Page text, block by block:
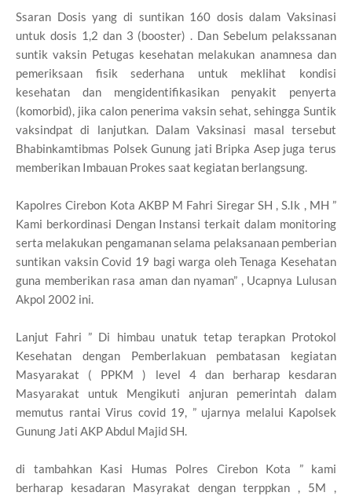
Ssaran Dosis yang di suntikan 160 dosis dalam Vaksinasi
untuk dosis 1,2 dan 3 (booster) . Dan Sebelum pelakssanan
suntik vaksin Petugas kesehatan melakukan anamnesa dan
pemeriksaan fisik sederhana untuk meklihat kondisi
kesehatan dan mengidentifikasikan penyakit penyerta
(komorbid), jika calon penerima vaksin sehat, sehingga Suntik
vaksindpat di lanjutkan. Dalam Vaksinasi masal tersebut
Bhabinkamtibmas Polsek Gunung jati Bripka Asep juga terus
memberikan Imbauan Prokes saat kegiatan berlangsung.
Kapolres Cirebon Kota AKBP M Fahri Siregar SH , S.Ik , MH ”
Kami berkordinasi Dengan Instansi terkait dalam monitoring
serta melakukan pengamanan selama pelaksanaan pemberian
suntikan vaksin Covid 19 bagi warga oleh Tenaga Kesehatan
guna memberikan rasa aman dan nyaman” , Ucapnya Lulusan
Akpol 2002 ini.
Lanjut Fahri ” Di himbau unatuk tetap terapkan Protokol
Kesehatan dengan Pemberlakuan pembatasan kegiatan
Masyarakat ( PPKM ) level 4 dan berharap kesdaran
Masyarakat untuk Mengikuti anjuran pemerintah dalam
memutus rantai Virus covid 19, ” ujarnya melalui Kapolsek
Gunung Jati AKP Abdul Majid SH.
di tambahkan Kasi Humas Polres Cirebon Kota ” kami
berharap kesadaran Masyrakat dengan terppkan , 5M ,